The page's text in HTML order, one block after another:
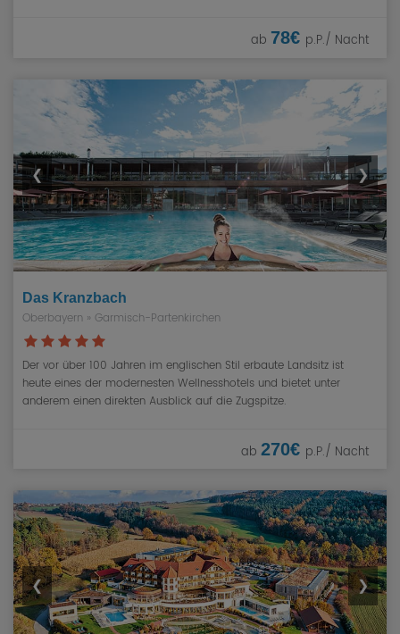
ab 78€ p.P./ Nacht
❮ ❯
Das Kranzbach
Oberbayern » Garmisch-Partenkirchen
Der vor über 100 Jahren im englischen Stil erbaute Landsitz ist
heute eines der modernesten Wellnesshotels und bietet unter
anderem einen direkten Ausblick auf die Zugspitze.
ab 270€ p.P./ Nacht
❮ ❯